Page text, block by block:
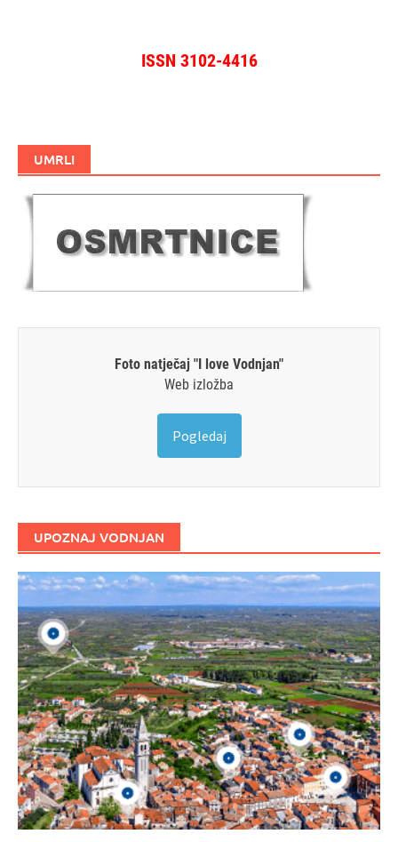
ISSN 3102-4416
UMRLI
Foto natječaj "I love Vodnjan"
Web izložba
Pogledaj
UPOZNAJ VODNJAN